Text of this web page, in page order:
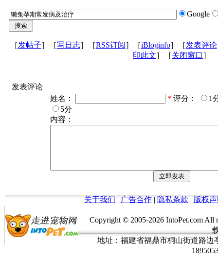
Google
［发帖子］［写日志］［RSS订阅 ］［iBloginfo］［发表评论
印此文］［关闭窗口 ］
发表评论
姓名：
* 评分：
1
5分
内容：
关于我们 | 广告合作| 隐私条款 | 版权
Copyright © 2005-2026 IntoPet.com
地址：福建省福鼎市桐山街道路边